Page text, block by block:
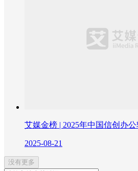
艾媒金榜 | 2025年中国信创办
2025-08-21
没有更多